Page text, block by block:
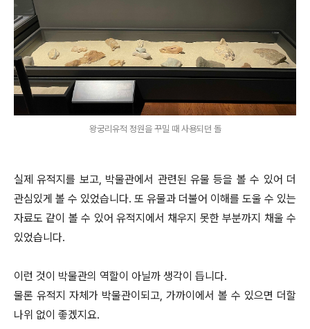
왕궁리유적 정원을 꾸밀 때 사용되던 돌
실제 유적지를 보고, 박물관에서 관련된 유물 등을 볼 수 있어 더
관심있게 볼 수 있었습니다. 또 유물과 더불어 이해를 도울 수 있는
자료도 같이 볼 수 있어 유적지에서 채우지 못한 부분까지 채울 수
있었습니다.
이런 것이 박물관의 역할이 아닐까 생각이 듭니다.
물론 유적지 자체가 박물관이되고, 가까이에서 볼 수 있으면 더할
나위 없이 좋겠지요.